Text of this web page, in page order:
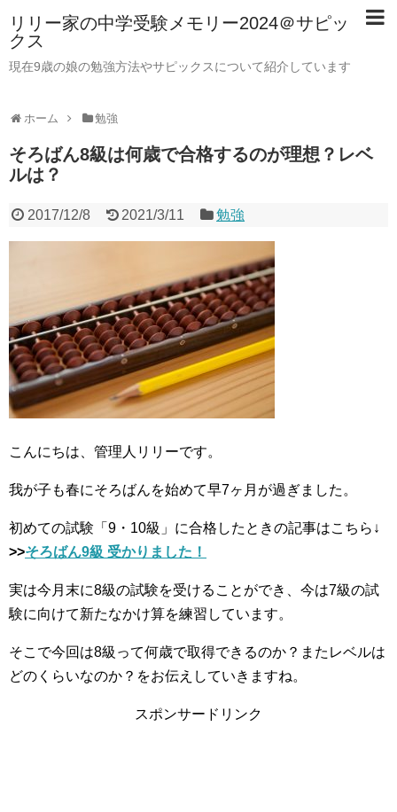
リリー家の中学受験メモリー2024＠サピッ
クス
現在9歳の娘の勉強方法やサピックスについて紹介しています
ホーム 勉強
そろばん8級は何歳で合格するのが理想？レベ
ルは？
2017/12/8 2021/3/11 勉強
こんにちは、管理人リリーです。
我が子も春にそろばんを始めて早7ヶ月が過ぎました。
初めての試験「9・10級」に合格したときの記事はこちら↓
>>そろばん9級 受かりました！
実は今月末に8級の試験を受けることができ、今は7級の試
験に向けて新たなかけ算を練習しています。
そこで今回は8級って何歳で取得できるのか？またレベルは
どのくらいなのか？をお伝えしていきますね。
スポンサードリンク